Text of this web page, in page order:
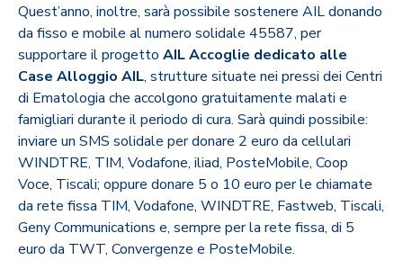
Quest’anno, inoltre, sarà possibile sostenere AIL donando
da fisso e mobile al numero solidale 45587, per
supportare il progetto AIL Accoglie dedicato alle
Case Alloggio AIL, strutture situate nei pressi dei Centri
di Ematologia che accolgono gratuitamente malati e
famigliari durante il periodo di cura. Sarà quindi possibile:
inviare un SMS solidale per donare 2 euro da cellulari
WINDTRE, TIM, Vodafone, iliad, PosteMobile, Coop
Voce, Tiscali; oppure donare 5 o 10 euro per le chiamate
da rete fissa TIM, Vodafone, WINDTRE, Fastweb, Tiscali,
Geny Communications e, sempre per la rete fissa, di 5
euro da TWT, Convergenze e PosteMobile.